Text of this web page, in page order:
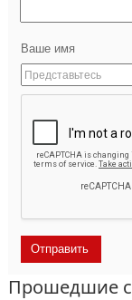
Ваше имя
Прошедшие